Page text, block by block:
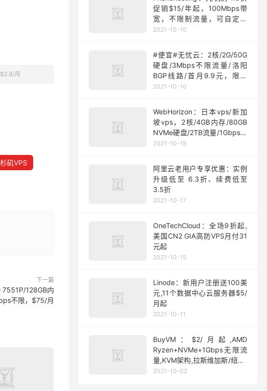
月
矶VPS
下一篇
7551P/128GB内
不限，$75/月
促销$15/年起，100Mbps带
宽，不限制流量，可自定义
ISO
2021-10-10
#便宜#无忧云：2核/2G/50G
硬盘/3Mbps不限流量/洛阳
BGP线路/首月9.9元，限量
200台
2021-10-10
WebHorizon：日本vps/新加
坡vps，2核/4GB内存/80GB
NVMe硬盘/2TB流量/1Gbps端
口，$5/月起
2021-10-18
阿里云老用户专享优惠：实例
升级低至 6.3折、续费低至
3.5折
2021-10-17
OneTechCloud：全场9折起,
美国CN2 GIA高防VPS月付31
元起
2021-10-15
Linode：新用户注册送100美
元,11个数据中心云服务器$5/
月起
2021-10-11
BuyVM：$2/月起,AMD
Ryzen+NVMe+1Gbps无限流
量,KVM架构,拉斯维加斯/纽约/
迈阿密
2021-10-02